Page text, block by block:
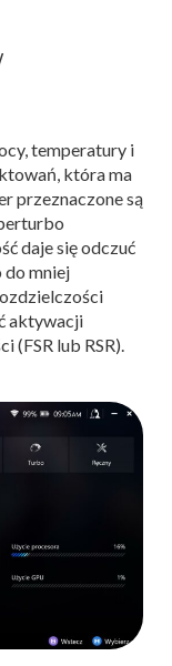
temperatury i
która ma
przeznaczone są
daje się odczuć
do mniej
aktywacji
lub RSR).